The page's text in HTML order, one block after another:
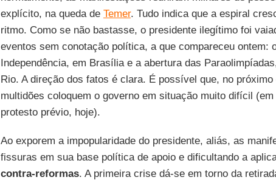
explícito, na queda de Temer. Tudo indica que a espiral
ritmo. Como se não bastasse, o presidente ilegítimo foi
eventos sem conotação política, a que compareceu ontem:
Independência, em Brasília e a abertura das
Rio. A direção dos fatos é clara. É possível que, no próximo
multidões coloquem o governo em situação muito difícil
protesto prévio, hoje).
Ao exporem a impopularidade do presidente, aliás, as
fissuras em sua base política de apoio e dificultando a
contra-reformas. A primeira crise dá-se em torno da